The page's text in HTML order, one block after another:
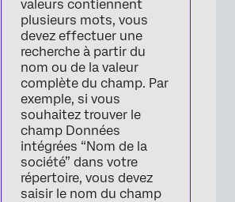
valeurs contiennent
plusieurs mots, vous
devez effectuer une
recherche à partir du
nom ou de la valeur
complète du champ. Par
exemple, si vous
souhaitez trouver le
champ Données
intégrées “Nom de la
société” dans votre
répertoire, vous devez
saisir le nom du champ